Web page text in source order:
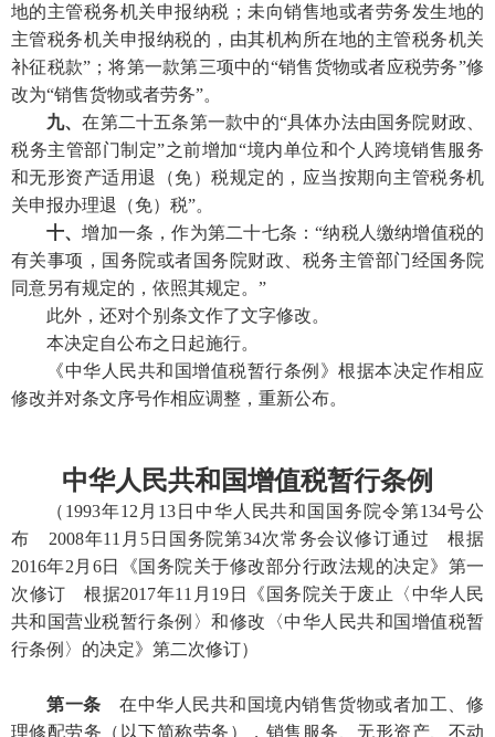
地的主管税务机关申报纳税；未向销售地或者劳务发生地的
主管税务机关申报纳税的，由其机构所在地的主管税务机关
补征税款”；将第一款第三项中的“销售货物或者应税劳务”修
改为“销售货物或者劳务”。
九、在第二十五条第一款中的“具体办法由国务院财政、
税务主管部门制定”之前增加“境内单位和个人跨境销售服务
和无形资产适用退（免）税规定的，应当按期向主管税务机
关申报办理退（免）税”。
十、增加一条，作为第二十七条：“纳税人缴纳增值税的
有关事项，国务院或者国务院财政、税务主管部门经国务院
同意另有规定的，依照其规定。”
此外，还对个别条文作了文字修改。
本决定自公布之日起施行。
《中华人民共和国增值税暂行条例》根据本决定作相应
修改并对条文序号作相应调整，重新公布。
中华人民共和国增值税暂行条例
（1993年12月13日中华人民共和国国务院令第134号公
布 2008年11月5日国务院第34次常务会议修订通过 根据
2016年2月6日《国务院关于修改部分行政法规的决定》第一
次修订 根据2017年11月19日《国务院关于废止〈中华人民
共和国营业税暂行条例〉和修改〈中华人民共和国增值税暂
行条例〉的决定》第二次修订）
第一条 在中华人民共和国境内销售货物或者加工、修
理修配劳务（以下简称劳务），销售服务、无形资产、不动